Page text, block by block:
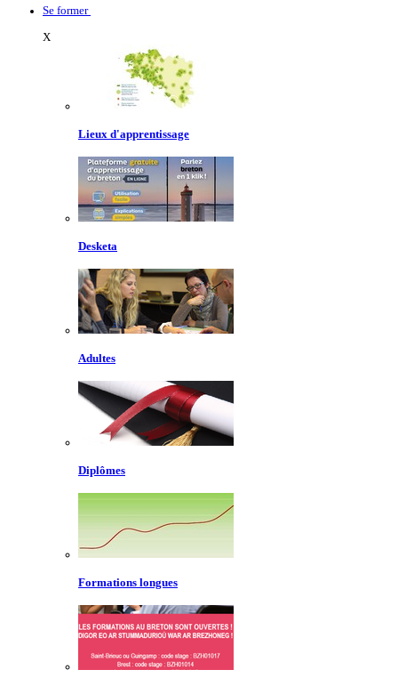
Se former
X
Lieux d'apprentissage
Desketa
Adultes
Diplômes
Formations longues